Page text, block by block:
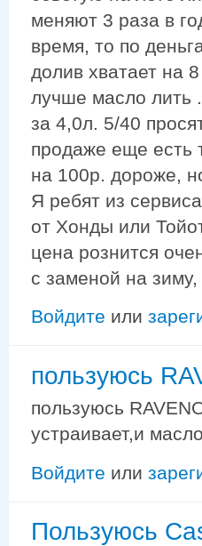
меняют 3 раза в
время, то по
долив хватает на
лучше масло лить
за 4,0л. 5/40
продаже еще есть
на 100р. дороже,
Я ребят из
от Хонды или
цена рознится
с заменой на
Войдите или
пользуюсь
пользуюсь
устраивает,и
Войдите или
Пользуюсь